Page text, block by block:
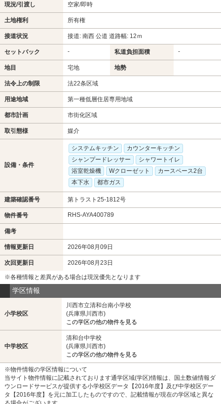
現況/引渡し 空家/即時
土地権利 所有権
接道状況 接道: 南西 公道 道路幅: 12ｍ
セットバック - 私道負担面積 -
地目 宅地 地勢
法令上の制限 法22条区域
用途地域 第一種低層住居専用地域
都市計画 市街化区域
取引態様 媒介
設備・条件
システムキッチン
カウンターキッチン
シャンプードレッサー
シャワートイレ
浴室乾燥機
Wクローゼット
カースペース2台
本下水
都市ガス
建築確認番号 第トラスト25-1812号
物件番号 RHS-AYA400789
備考
情報更新日 2026年08月09日
次回更新日 2026年08月23日
※各種情報と差異がある場合は現況優先となります
学区情報
小学校区
川西市立清和台南小学校
(兵庫県川西市)
この学区の他の物件を見る
中学校区
清和台中学校
(兵庫県川西市)
この学区の他の物件を見る
※物件情報の学区情報について
当サイト物件情報に記載されております通学区域(学区)情報は、国土数値情報ダ
ウンロードサービスが提供する小学校区データ【2016年度】及び中学校区デー
タ【2016年度】を元に加工したものですので、記載情報が現在の学区域と異な